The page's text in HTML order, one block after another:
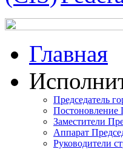
Главная
Председатель
Постоновление
Заместители
Аппарат
Руководители